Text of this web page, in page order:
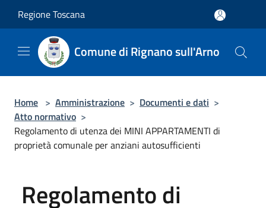
Regione Toscana
Comune di Rignano sull'Arno
Home > Amministrazione > Documenti e dati >
Atto normativo >
Regolamento di utenza dei MINI APPARTAMENTI di
proprietà comunale per anziani autosufficienti
Regolamento di